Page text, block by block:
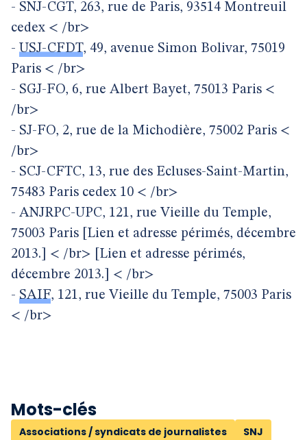
- SNJ-CGT, 263, rue de Paris, 93514 Montreuil
cedex < /br>
- USJ-CFDT, 49, avenue Simon Bolivar, 75019
Paris < /br>
- SGJ-FO, 6, rue Albert Bayet, 75013 Paris <
/br>
- SJ-FO, 2, rue de la Michodière, 75002 Paris <
/br>
- SCJ-CFTC, 13, rue des Ecluses-Saint-Martin,
75483 Paris cedex 10 < /br>
- ANJRPC-UPC, 121, rue Vieille du Temple,
75003 Paris [Lien et adresse périmés, décembre
2013.] < /br> [Lien et adresse périmés,
décembre 2013.] < /br>
- SAIF, 121, rue Vieille du Temple, 75003 Paris
< /br>
Mots-clés
Associations / syndicats de journalistes SNJ